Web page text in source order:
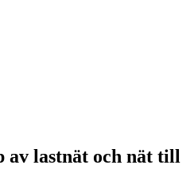
av lastnät och nät till